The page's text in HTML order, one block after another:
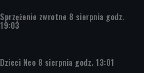
Sprzężenie zwrotne 8 sierpnia godz.
19:03
Dzieci Neo 8 sierpnia godz. 13:01